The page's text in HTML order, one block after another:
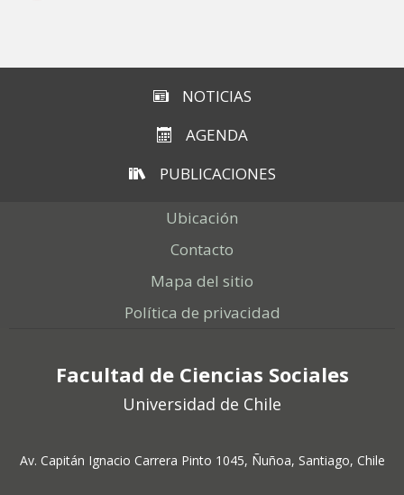
NOTICIAS
AGENDA
PUBLICACIONES
Ubicación
Contacto
Mapa del sitio
Política de privacidad
Facultad de Ciencias Sociales
Universidad de Chile
Av. Capitán Ignacio Carrera Pinto 1045, Ñuñoa, Santiago, Chile